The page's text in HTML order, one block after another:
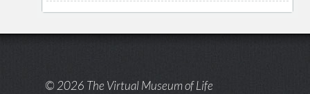
© 2026 The Virtual Museum of Life